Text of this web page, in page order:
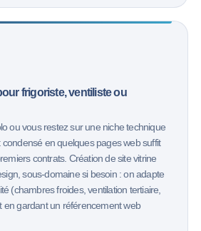
frigoriste, ventiliste ou
ou vous restez sur une niche technique
condensé en quelques pages web suffit
contrats. Création de site vitrine
sous-domaine si besoin : on adapte
(chambres froides, ventilation tertiaire,
en gardant un référencement web